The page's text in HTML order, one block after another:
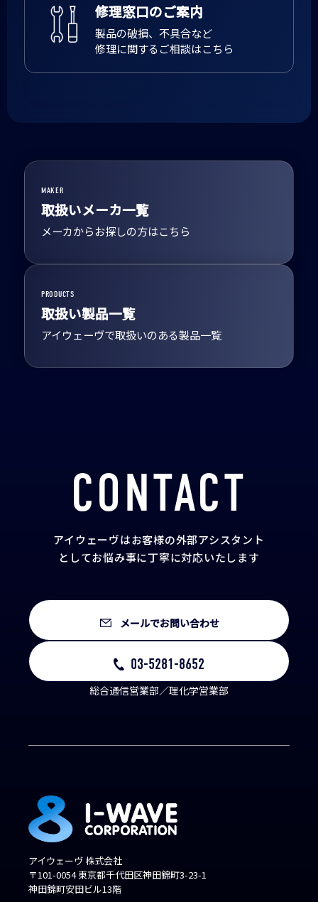
修理窓口のご案内
製品の破損、不具合など
修理に関するご相談はこちら
MAKER
取扱いメーカ一覧
メーカからお探しの方はこちら
PRODUCTS
取扱い製品一覧
アイウェーヴで取扱いのある製品一覧
CONTACT
アイウェーヴはお客様の外部アシスタント
としてお悩み事に丁寧に対応いたします
メールでお問い合わせ
03-5281-8652
総合通信営業部／理化学営業部
アイウェーヴ 株式会社
〒101-0054 東京都千代田区神田錦町3-23-1
神田錦町安田ビル13階